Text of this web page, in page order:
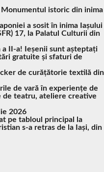
istoric din inima
a sosit în inima Iașului
17, la Palatul Culturii din
a II-a! Ieșenii sunt așteptați
gratuite și sfaturi de
de curățătorie textilă din
de vară în experiențe de
de teatru, ateliere creative
2026
pe tabloul principal la
s-a retras de la Iași, din